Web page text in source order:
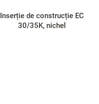
Inserție de construcție EC
30/35K, nichel